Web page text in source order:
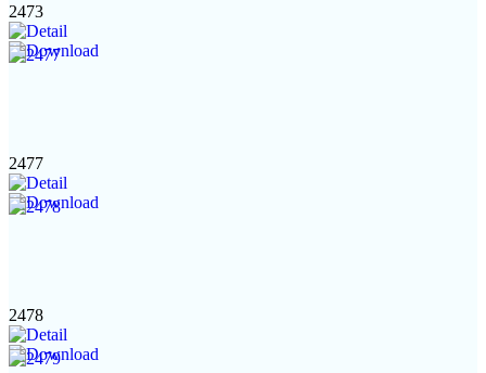
2473
2477
2478